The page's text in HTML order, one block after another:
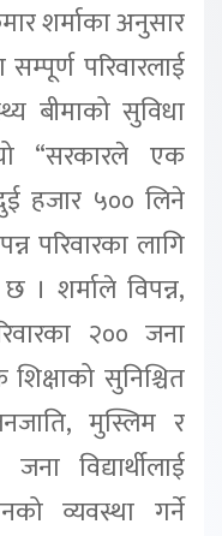
शर्माका अनुसार
परिवारलाई
बीमाको सुविधा
“सरकारले एक
हजार ५०० लिने
परिवारका लागि
शर्माले विपन्न,
२०० जना
शिक्षाको सुनिश्चित
मुस्लिम र
विद्यार्थीलाई
व्यवस्था गर्ने